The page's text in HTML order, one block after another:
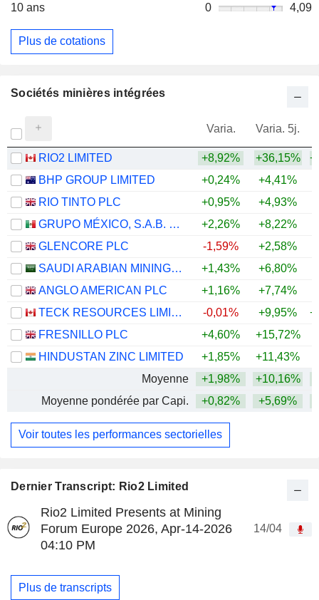
Dernier Transcript: Rio2 Limited
Rio2 Limited Presents at Mining
Forum Europe 2026, Apr-14-2026
04:10 PM
14/04
Plus de transcripts
10 ans
0 4,09
Plus de cotations
Sociétés minières intégrées
Varia. Varia. 5j.
RIO2 LIMITED +8,92% +36,15%
BHP GROUP LIMITED
+0,24% +4,41%
RIO TINTO PLC
+0,95% +4,93%
GRUPO MÉXICO, S.A.B. DE C.V.
+2,26% +8,22%
GLENCORE PLC
-1,59% +2,58%
SAUDI ARABIAN MINING COMPANY (MAADEN)
+1,43% +6,80%
ANGLO AMERICAN PLC
+1,16% +7,74%
TECK RESOURCES LIMITED
-0,01% +9,95%
FRESNILLO PLC
+4,60% +15,72%
HINDUSTAN ZINC LIMITED
+1,85% +11,43%
Moyenne
+1,98% +10,16%
Moyenne pondérée par Capi.
+0,82% +5,69%
Voir toutes les performances sectorielles